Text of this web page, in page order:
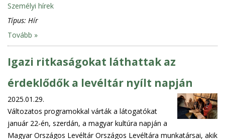
Személyi hírek
Típus: Hír
Tovább »
Igazi ritkaságokat láthattak az
érdeklődők a levéltár nyílt napján
2025.01.29.
Változatos programokkal várták a látogatókat
január 22-én, szerdán, a magyar kultúra napján a
Magyar Országos Levéltár Országos Levéltára munkatársai, akik